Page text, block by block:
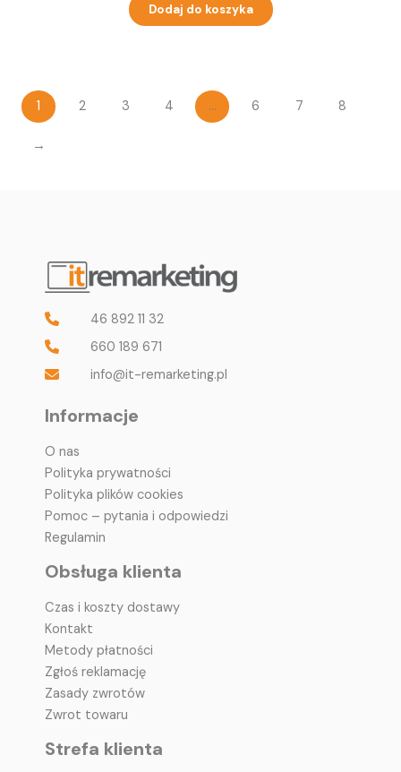
Dodaj do koszyka
1 2 3 4 … 6 7 8
→
46 892 11 32
660 189 671
info@it-remarketing.pl
Informacje
O nas
Polityka prywatności
Polityka plików cookies
Pomoc – pytania i odpowiedzi
Regulamin
Obsługa klienta
Czas i koszty dostawy
Kontakt
Metody płatności
Zgłoś reklamację
Zasady zwrotów
Zwrot towaru
Strefa klienta